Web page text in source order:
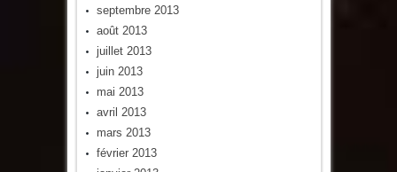
septembre 2013
août 2013
juillet 2013
juin 2013
mai 2013
avril 2013
mars 2013
février 2013